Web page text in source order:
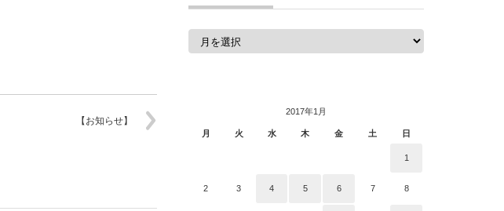
【お知らせ】
ー
過
2017年1月
月 火 水 木 金 土 日
1
2 3 4 5 6 7 8